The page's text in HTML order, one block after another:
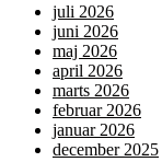
juli 2026
juni 2026
maj 2026
april 2026
marts 2026
februar 2026
januar 2026
december 2025